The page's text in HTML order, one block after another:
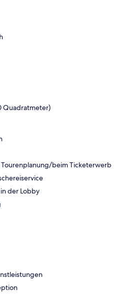
Quadratmeter)
beim Ticketerwerb
der Lobby